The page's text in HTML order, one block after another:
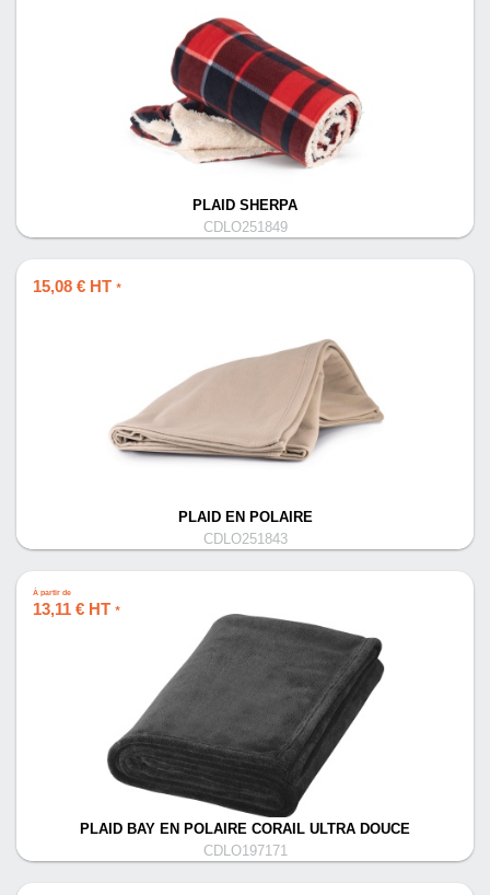
PLAID SHERPA
CDLO251849
15,08 € HT *
PLAID EN POLAIRE
CDLO251843
À partir de
13,11 € HT *
PLAID BAY EN POLAIRE CORAIL ULTRA DOUCE
CDLO197171